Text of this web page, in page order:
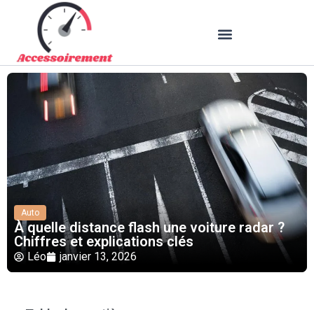
Auto
À quelle distance flash une voiture radar ?
Chiffres et explications clés
Léo janvier 13, 2026